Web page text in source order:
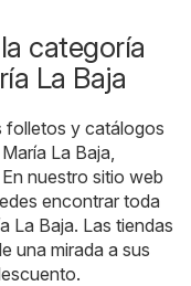
categoría
La Baja
folletos y catálogos
La Baja,
nuestro sitio web
encontrar toda
La Baja. Las tiendas
una mirada a sus